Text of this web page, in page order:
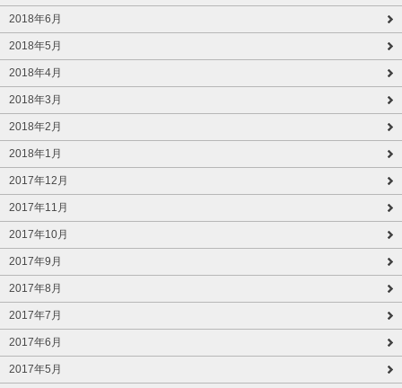
2018年6月
2018年5月
2018年4月
2018年3月
2018年2月
2018年1月
2017年12月
2017年11月
2017年10月
2017年9月
2017年8月
2017年7月
2017年6月
2017年5月